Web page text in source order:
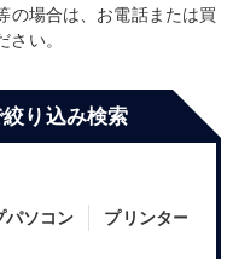
の場合は、お電話または買
い。
り込み検索
パソコン プリンター